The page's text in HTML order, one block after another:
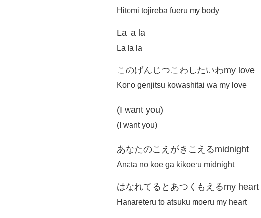
Hitomi tojireba fueru my body
La la la
La la la
このげんじつこわしたいわmy love
Kono genjitsu kowashitai wa my love
(I want you)
(I want you)
あなたのこえがきこえるmidnight
Anata no koe ga kikoeru midnight
はなれてるとあつくもえるmy heart
Hanareteru to atsuku moeru my heart